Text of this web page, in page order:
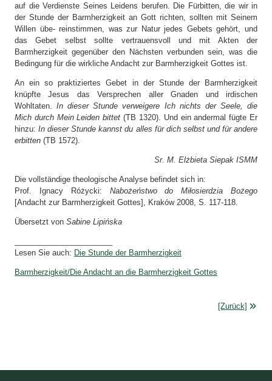
auf die Verdienste Seines Leidens berufen. Die Fürbitten, die wir in
der Stunde der Barmherzigkeit an Gott richten, sollten mit Seinem
Willen übe- reinstimmen, was zur Natur jedes Gebets gehört, und
das Gebet selbst sollte vertrauensvoll und mit Akten der
Barmherzigkeit gegenüber den Nächsten verbunden sein, was die
Bedingung für die wirkliche Andacht zur Barmherzigkeit Gottes ist.
An ein so praktiziertes Gebet in der Stunde der Barmherzigkeit
knüpfte Jesus das Versprechen aller Gnaden und irdischen
Wohltaten.In dieser Stunde verweigere Ich nichts der Seele, die
Mich durch Mein Leiden bittet (TB 1320). Und ein andermal fügte Er
hinzu:In dieser Stunde kannst du alles für dich selbst und für andere
erbitten (TB 1572).
Sr. M. Elżbieta Siepak ISMM
Die vollständige theologische Analyse befindet sich in:
Prof. Ignacy Różycki: Nabożeństwo do Miłosierdzia Bożego
[Andacht zur Barmherzigkeit Gottes], Kraków 2008, S. 117-118.
Übersetzt von Sabine Lipińska
Lesen Sie auch: Die Stunde der Barmherzigkeit
Barmherzigkeit/Die Andacht an die Barmherzigkeit Gottes
[Zurück]